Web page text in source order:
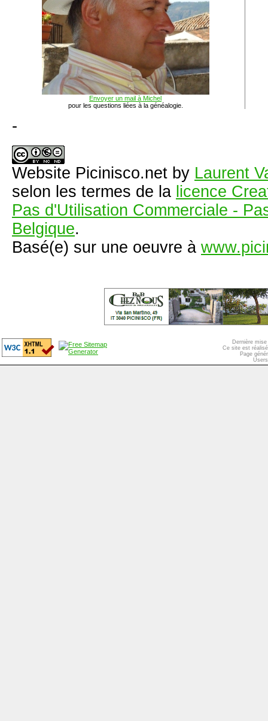
Envoyer un mail à Michel
pour les questions liées à la généalogie.
-
Website Picinisco.net by Laurent
selon les termes de la licence
Pas d'Utilisation Commerciale -
Belgique.
Basé(e) sur une oeuvre à
Dernière
Ce site est
Page